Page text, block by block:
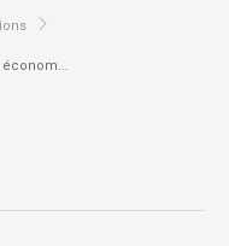
économ...